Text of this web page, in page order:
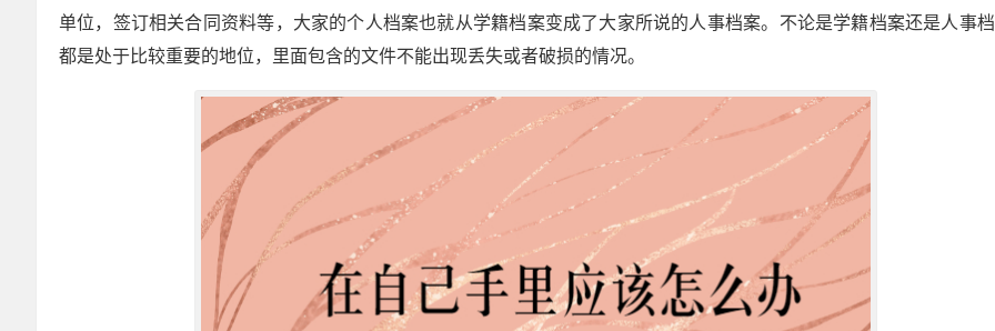
单位，签订相关合同资料等，大家的个人档案也就从学籍档案变成了大家所说的人事档案。不论是学籍档案还是人事
都是处于比较重要的地位，里面包含的文件不能出现丢失或者破损的情况。